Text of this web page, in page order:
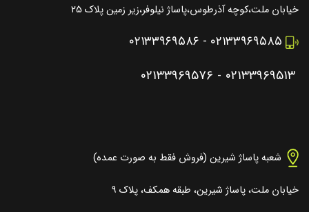
خیابان ملت،کوچه آذرطوس،پاساژ نیلوفر،زیر زمین پلاک ۲۵
۰۲۱۳۳۹۶۹۵۸۵ - ۰۲۱۳۳۹۶۹۵۸۶
۰۲۱۳۳۹۶۹۵۱۳ - ۰۲۱۳۳۹۶۹۵۷۶
شعبه پاساژ شیرین (فروش فقط به صورت عمده)
خیابان ملت، پاساژ شیرین، طبقه همکف، پلاک ۹